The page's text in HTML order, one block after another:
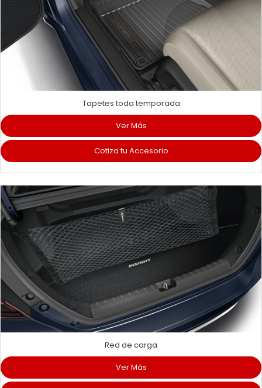
Tapetes toda temporada
Ver Más
Cotiza tu Accesorio
Red de carga
Ver Más